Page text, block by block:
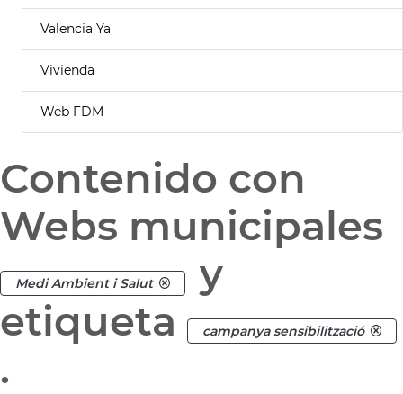
Valencia Ya
Vivienda
Web FDM
Contenido con
Webs municipales
Medi Ambient i Salut
y
etiqueta
campanya sensibilització
.